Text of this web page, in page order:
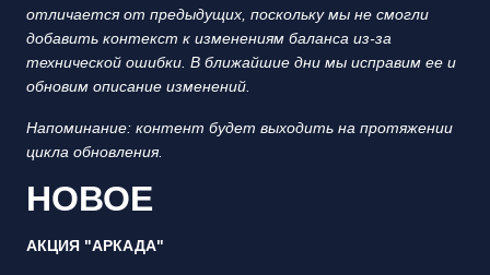
отличается от предыдущих, поскольку мы не смогли
добавить контекст к изменениям баланса из-за
технической ошибки. В ближайшие дни мы исправим ее и
обновим описание изменений.
Напоминание: контент будет выходить на протяжении
цикла обновления.
НОВОЕ
АКЦИЯ "АРКАДА"